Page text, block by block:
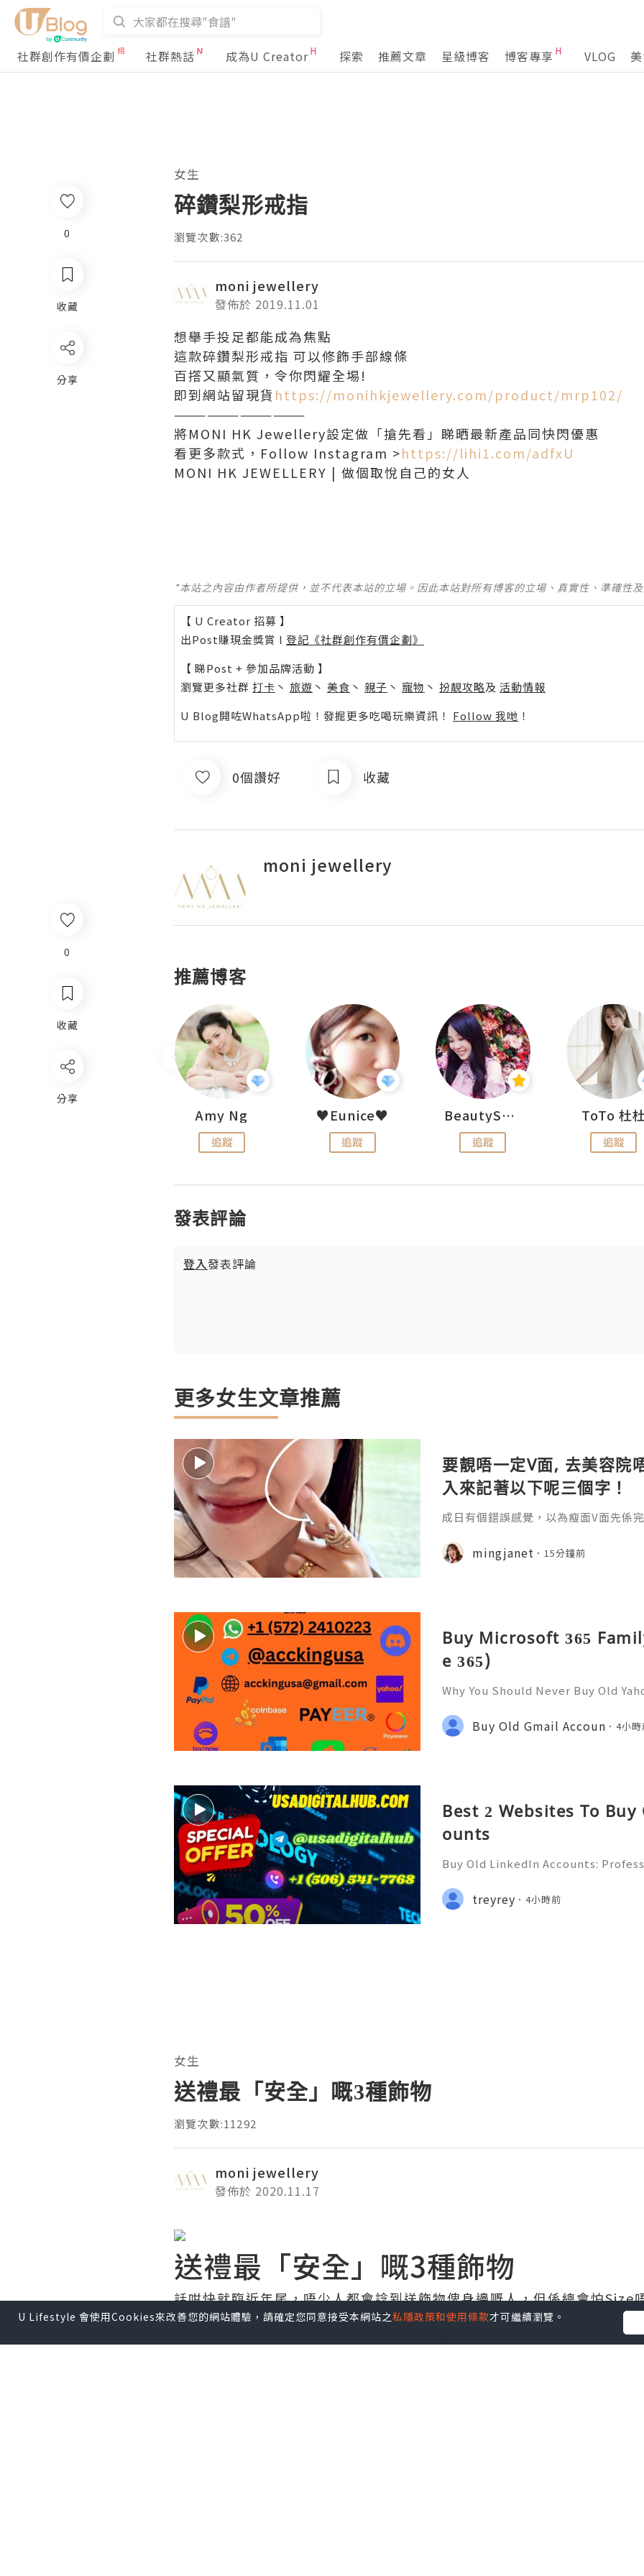
社群創作有價企劃 社群熱話 成為U Creator 探索 推薦文章 星級博客 博客專享 VLOG
0
收藏
分享
女生
碎鑽梨形戒指
瀏覽次數:362
moni jewellery
發佈於 2019.11.01
想舉手投足都能成為焦點
這款碎鑽梨形戒指 可以修飾手部線條
百撘又顯氣質，令你閃耀全埸!
即到網站留現貨https://monihkjewellery.com/product/mrp102/
————————————
將MONI HK Jewellery設定做「搶先看」睇晒最新產品同快閃優惠
看更多款式，Follow Instagram >https://lihi1.com/adfxU
MONI HK JEWELLERY | 做個取悅自己的女人
*本站之內容由作者所提供，並不代表本站的立場。因此本站對所有博客的立場、真實性、準確性
【 U Creator 招募 】
出Post賺現金獎賞 l 登記《社群創作有價企劃》
【 睇Post + 參加品牌活動 】
瀏覽更多社群 打卡 丶 旅遊 丶 美食 丶 親子 丶 寵物 丶 扮靚攻略及 活動情報
U Blog開咗WhatsApp啦！發掘更多吃喝玩樂資訊！ Follow 我哋 ！
0個讚好 收藏
moni jewellery
推薦博客
Amy Ng
追蹤
♥Eunice♥
追蹤
BeautySearch
追蹤
ToTo 杜
追蹤
發表評論
登入發表評論
更多女生文章推薦
要靚唔一定V面, 去美容院
入來記著以下呢三個字！
成日有個錯誤感覺，以為瘦面V面先係
療程係=做Duo Tite + Oligio 呢2部機
mingjanet 15分鐘前
Buy Microsoft 365
e 365)
Why You Should Never Buy Old
onal communication, business
ccount recovery. Because of
Buy Old Gmail Accoun 4小
Best 2 Websites To
ounts
Buy Old LinkedIn Accounts:
ide 2026) 💫💎💲💫🌐✨💎Fast &
rt 💫💎💲💫🌐✨💎WhatsApp :+1
treyrey 4小時前
0
收藏
分享
女生
送禮最「安全」嘅3種飾物
瀏覽次數:11292
moni jewellery
發佈於 2020.11.17
送禮最「安全」嘅3種飾物
話咁快就臨近年尾，唔少人都會諗到送飾物俾身邊嘅人，但係總會怕Size
意⋯⋯
U Lifestyle 會使用Cookies來改善您的網站體驗，請確定您同意接受本網站之私隱政策和使用條款才可繼續瀏覽。